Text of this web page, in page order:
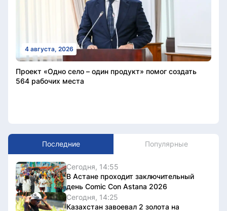
4 августа, 2026
Проект «Одно село – один продукт» помог создать
564 рабочих места
Последние Популярные
Сегодня, 14:55
В Астане проходит заключительный
день Comic Con Astana 2026
Сегодня, 14:25
Казахстан завоевал 2 золота на